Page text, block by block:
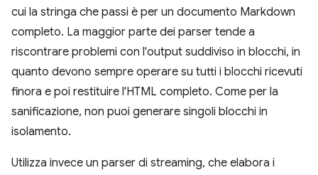
cui la stringa che passi è per un documento Markdown
completo. La maggior parte dei parser tende a
riscontrare problemi con l'output suddiviso in blocchi, in
quanto devono sempre operare su tutti i blocchi ricevuti
finora e poi restituire l'HTML completo. Come per la
sanificazione, non puoi generare singoli blocchi in
isolamento.
Utilizza invece un parser di streaming, che elabora i